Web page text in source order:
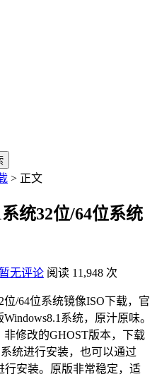
> 正文
统32位/64位系统
暂无评论 阅读 11,948 次
位/64位系统镜像ISO下载，官
系统，原汁原味。
修改的GHOST版本，下载
统进行安装，也可以通过
行安装。原版非常稳定，适